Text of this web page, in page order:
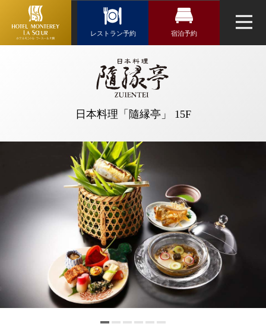
阪｜京橋駅近
くのホテル
宿泊予約
レストラン予約
日本料理「隨縁亭」 15F
ウエディング
アクセス・観光情報
よくあるご質問
お問い合せ
オンラインショップ
ユー
イン
Reservation
レストラン予約
日本料理「隨縁亭」
ネットで予約する
（受付時間 11:00～20:30）
TEL 06-6944-7480
お問い合わせ
宿泊検索
航空券＋宿泊検索
新幹線・JR＋宿泊検索
チェックイン
チェックアウト
2人 室数 1室
チェックイン日がお決まりでない方